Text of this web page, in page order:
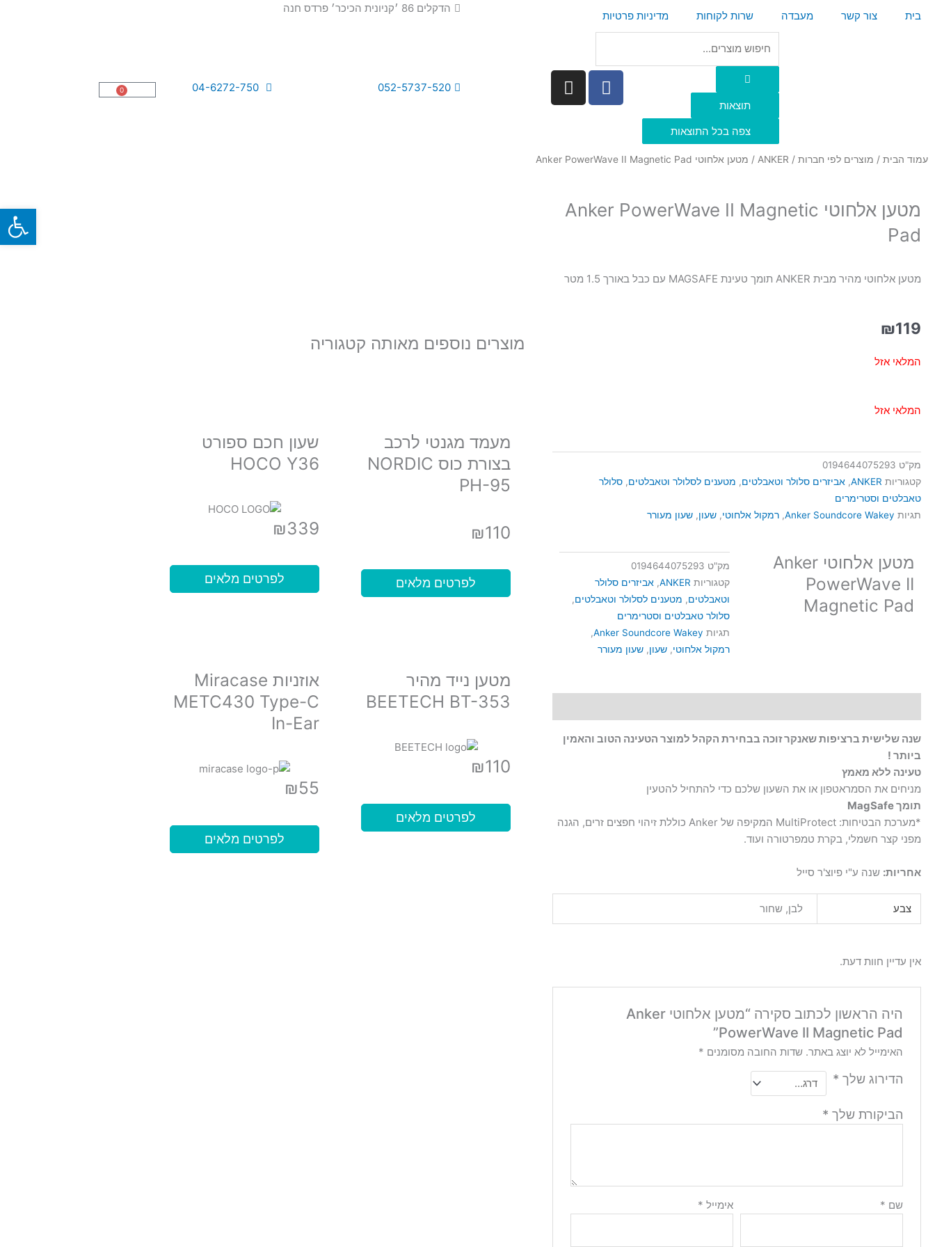
לתוכן
בית צור קשר מעבדה שרות לקוחות מדיניות פרטיות
הדקלים 86 ׳קניונית הכיכר׳ פרדס חנה
תוצאות
צפה בכל התוצאות
F
a
o
I
n
g
a
m
052-5737-520
04-6272-750
0
עגלת
עמוד הבית / מוצרים לפי חברות /
ANKER / מטען אלחוטי Anker PowerWave II Magnetic Pad
מטען אלחוטי Anker PowerWave II Magnetic
Pad
מטען אלחוטי מהיר מבית ANKER תומך טעינת MAGSAFE עם כבל באורך 1.5 מטר
₪119
המלאי אזל
המלאי אזל
מק"ט 0194644075293
קטגוריות ANKER
, אביזרים סלולר וטאבלטים, מטענים לסלולר וטאבלטים, סלולר
טאבלטים וסטרימרים
תגיות Anker Soundcore Wakey
, רמקול אלחוטי, שעון, שעון מעורר
מטען אלחוטי Anker
PowerWave II
Magnetic Pad
מק"ט 0194644075293
קטגוריות ANKER
, אביזרים סלולר
וטאבלטים, מטענים לסלולר וטאבלטים,
סלולר טאבלטים וסטרימרים
תגיות Anker Soundcore Wakey
,
רמקול אלחוטי, שעון, שעון מעורר
שנה שלישית ברציפות שאנקר זוכה בבחירת הקהל למוצר הטעינה הטוב והאמין
ביותר !
טעינה ללא מאמץ
מניחים את הסמראטפון או את השעון שלכם כדי להתחיל להטעין​
תומך MagSafe​
*מערכת הבטיחות: MultiProtect המקיפה של Anker כוללת זיהוי חפצים זרים, הגנה
מפני קצר חשמלי, בקרת טמפרטורה ועוד.​
אחריות: שנה ע"י פיוצ'ר סייל
צבע לבן, שחור
אין עדיין חוות דעת.
היה הראשון לכתוב סקירה “מטען אלחוטי Anker
PowerWave II Magnetic Pad”
האימייל לא יוצג באתר. שדות החובה מסומנים *
הדירוג שלך *
הביקורת שלך *
שם * אימייל *
מוצרים נוספים מאותה קטגוריה
מעמד מגנטי לרכב
בצורת כוס NORDIC
PH-95
₪110
לפרטים מלאים
שעון חכם ספורט
HOCO Y36
₪339
לפרטים מלאים
מטען נייד מהיר
BEETECH BT-353
₪110
לפרטים מלאים
אוזניות Miracase
METC430 Type-C
In-Ear
₪55
לפרטים מלאים